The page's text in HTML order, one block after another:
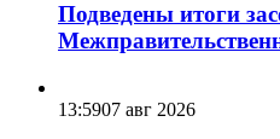
Подведены итоги
13:5907 авг 2026